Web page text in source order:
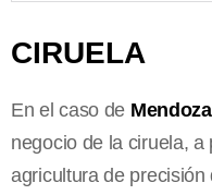
CIRUELA
En el caso de Mendoza
negocio de la ciruela,
agricultura de